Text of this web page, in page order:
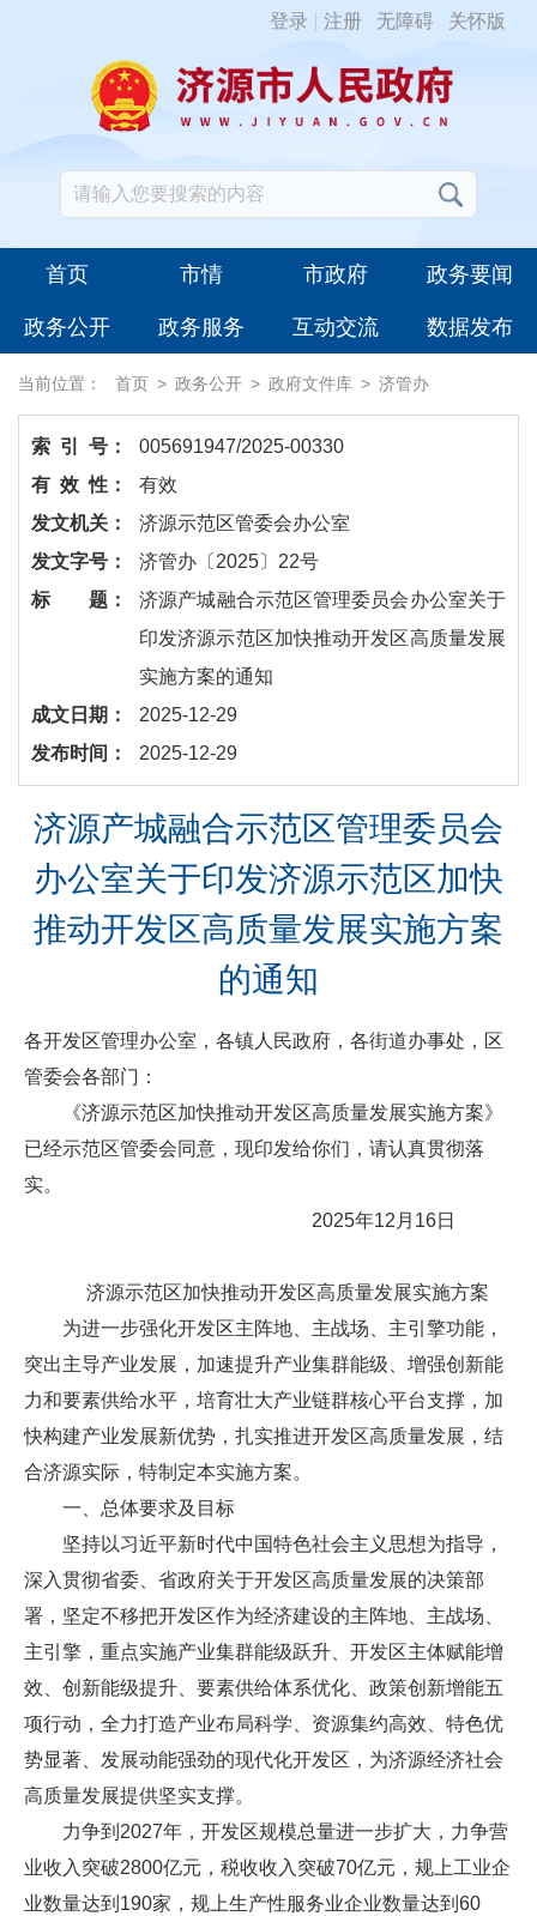
登录 注册 无障碍 关怀版
首页 市情 市政府 政务要闻
政务公开 政务服务 互动交流 数据发布
当前位置： 首页 > 政务公开 > 政府文件库 > 济管办
索 引 号：
005691947/2025-00330
有 效 性：
有效
发文机关：
济源示范区管委会办公室
发文字号：
济管办〔2025〕22号
标 题：
​济源产城融合示范区管理委员会办公室关于
印发济源示范区加快推动开发区高质量发展
实施方案的通知
成文日期：
2025-12-29
发布时间：
2025-12-29
济源产城融合示范区管理委员会
办公室关于印发济源示范区加快
推动开发区高质量发展实施方案
的通知
各开发区管理办公室，各镇人民政府，各街道办事处，区
管委会各部门：
《济源示范区加快推动开发区高质量发展实施方案》
已经示范区管委会同意，现印发给你们，请认真贯彻落
实。
2025年12月16日
济源示范区加快推动开发区高质量发展实施方案
为进一步强化开发区主阵地、主战场、主引擎功能，
突出主导产业发展，加速提升产业集群能级、增强创新能
力和要素供给水平，培育壮大产业链群核心平台支撑，加
快构建产业发展新优势，扎实推进开发区高质量发展，结
合济源实际，特制定本实施方案。
一、总体要求及目标
坚持以习近平新时代中国特色社会主义思想为指导，
深入贯彻省委、省政府关于开发区高质量发展的决策部
署，坚定不移把开发区作为经济建设的主阵地、主战场、
主引擎，重点实施产业集群能级跃升、开发区主体赋能增
效、创新能级提升、要素供给体系优化、政策创新增能五
项行动，全力打造产业布局科学、资源集约高效、特色优
势显著、发展动能强劲的现代化开发区，为济源经济社会
高质量发展提供坚实支撑。
力争到2027年，开发区规模总量进一步扩大，力争营
业收入突破2800亿元，税收收入突破70亿元，规上工业企
业数量达到190家，规上生产性服务业企业数量达到60